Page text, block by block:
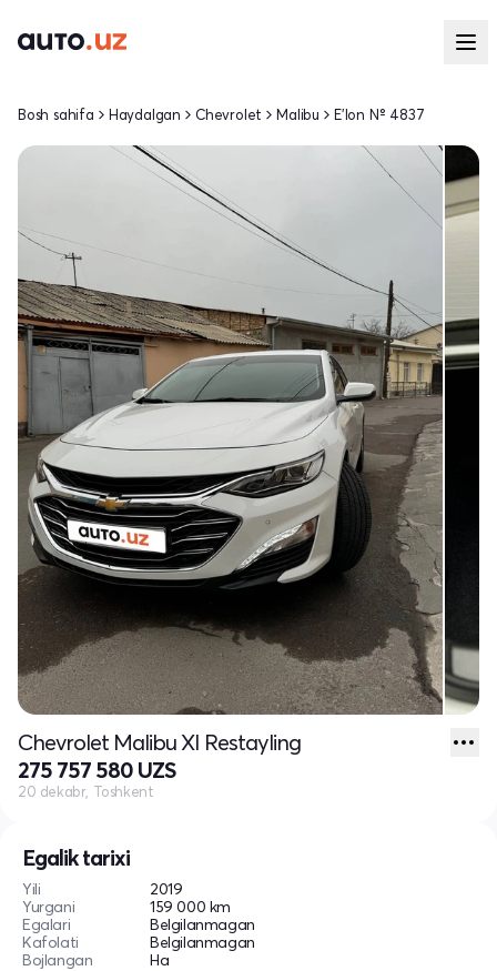
Egalik tarixi
Yili
2019
Yurgani
159 000 km
Egalari
Belgilanmagan
Kafolati
Belgilanmagan
Bojlangan
Ha
Bosh sahifa Haydalgan Chevrolet Malibu E'lon № 4837
Chevrolet Malibu XI Restayling
275 757 580 UZS
20 dekabr, Toshkent